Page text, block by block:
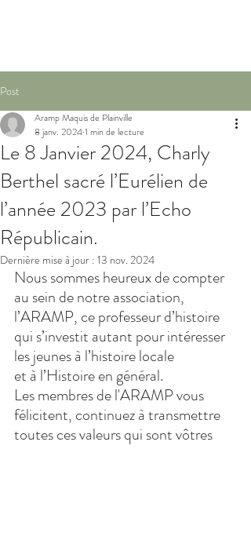
Post
Le 8 Janvier 2024, Charly
Berthel sacré l’Eurélien de
l’année 2023 par l’Echo
Républicain.
Aramp Maquis de Plainville
8 janv. 20241 min de lecture
Dernière mise à jour : 13 nov. 2024
Nous sommes heureux de compter
au sein de notre association,
l’ARAMP, ce professeur d’histoire
qui s’investit autant pour intéresser
les jeunes à l’histoire locale
et à l’Histoire en général.
Les membres de l'ARAMP vous
félicitent, continuez à transmettre
toutes ces valeurs qui sont vôtres